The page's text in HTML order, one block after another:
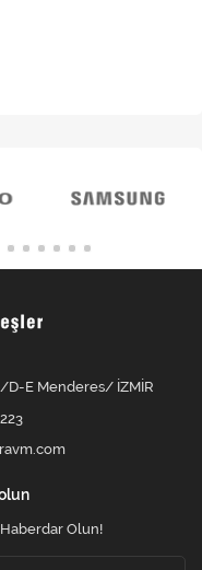
D-E Menderes/ İZMİR
Olun!